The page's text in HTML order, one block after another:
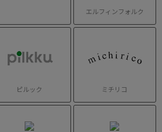
エルフィンフォルク
ピルック ミチリコ